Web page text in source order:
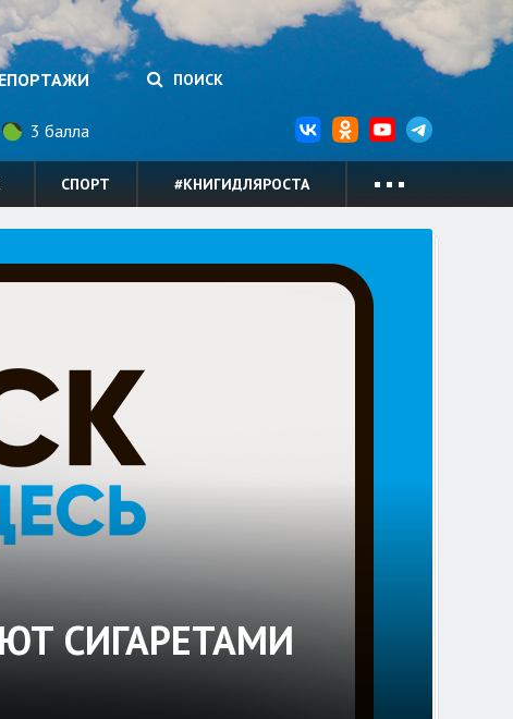
ПОИСК
3 балла
СПОРТ #КНИГИДЛЯРОСТА
СИГАРЕТАМИ